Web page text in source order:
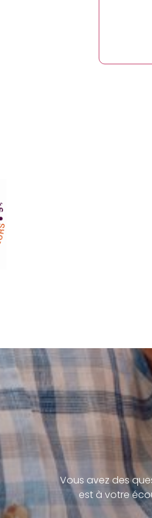
Vous avez des
est à votre